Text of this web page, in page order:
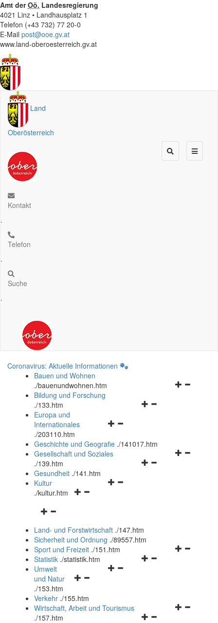
Amt derOö. Landesregierung
4021 Linz • Landhausplatz 1
Telefon (+43 732) 77 20-0
E-Mail post@ooe.gv.at
www.land-oberoesterreich.gv.at
Land
Oberösterreich
Kontakt
.
Telefon
.
Suche
.
Coronavirus: Aktuelle Informationen
Bauen und Wohnen
./bauenundwohnen.htm
Navigationsmenü
Bildung und Forschung
./133.htm
Navigationsmenü
und
schließen
Europa und
Internationales
./203110.htm
Geschichte und Geografie ./141017.htm
Navigationsmenü
Gesellschaft und Soziales
./139.htm
Navigationsmenü
Gesundheit ./141.htm
Navigationsmenü
Kultur
./kultur.htm
Navigationsmenü
und
schließen
Land- und Forstwirtschaft ./147.htm
Sicherheit und Ordnung ./89557.htm
Navigationsmenü
Sport und Freizeit ./151.htm
Navigationsmenü
Statistik ./statistik.htm
Navigationsmenü
und
schließen
Umwelt
und Natur
./153.htm
Verkehr ./155.htm
Navigationsmenü
Wirtschaft, Arbeit und Tourismus
./157.htm